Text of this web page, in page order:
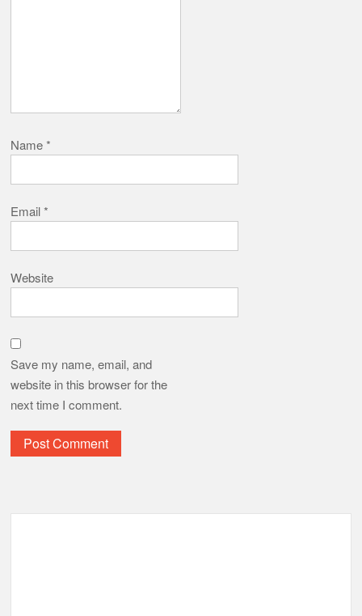
Name*
Email*
Website
Save my name, email, and
website in this browser for the
next time I comment.